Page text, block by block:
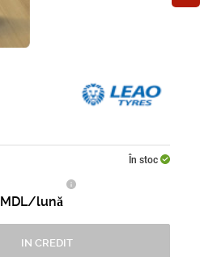
În stoc
MDL/lună
IN CREDIT